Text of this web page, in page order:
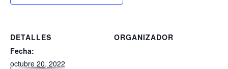
DETALLES
Fecha:
octubre 20, 2022
ORGANIZADOR